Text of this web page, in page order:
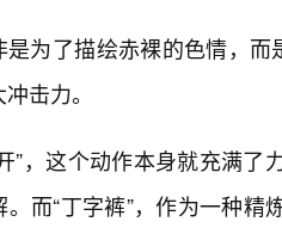
是为了描绘赤裸的色情，而
击力。
”，这个动作本身就充满
。而“丁字裤”，作为一种